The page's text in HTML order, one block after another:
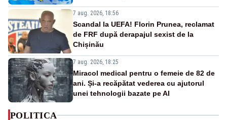
7 aug. 2026, 18:56
Scandal la UEFA! Florin Prunea, reclamat
de FRF după derapajul sexist de la
Chișinău
7 aug. 2026, 18:25
Miracol medical pentru o femeie de 82 de
ani. Și-a recăpătat vederea cu ajutorul
unei tehnologii bazate pe AI
POLITICA